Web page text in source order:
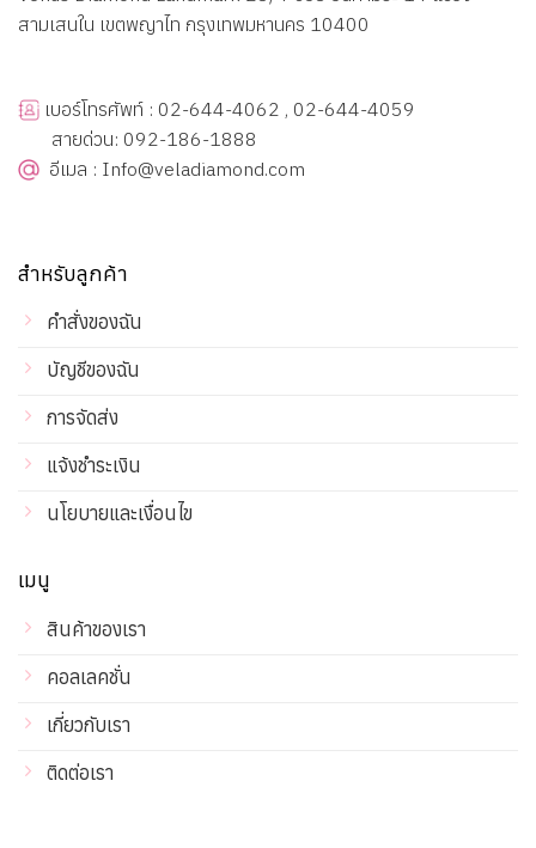
สำหรับลูกค้า
คำสั่งของฉัน
บัญชีของฉัน
การจัดส่ง
แจ้งชำระเงิน
นโยบายและเงื่อนไข
เมนู
สินค้าของเรา
คอลเลคชั่น
เกี่ยวกับเรา
ติดต่อเรา
สามเสนใน เขตพญาไท กรุงเทพมหานคร 10400
เบอร์โทรศัพท์ : 02-644-4062 , 02-644-4059
สายด่วน: 092-186-1888
อีเมล : Info@veladiamond.com